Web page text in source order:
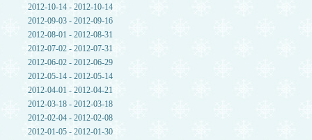
2012-10-14 - 2012-10-14
2012-09-03 - 2012-09-16
2012-08-01 - 2012-08-31
2012-07-02 - 2012-07-31
2012-06-02 - 2012-06-29
2012-05-14 - 2012-05-14
2012-04-01 - 2012-04-21
2012-03-18 - 2012-03-18
2012-02-04 - 2012-02-08
2012-01-05 - 2012-01-30